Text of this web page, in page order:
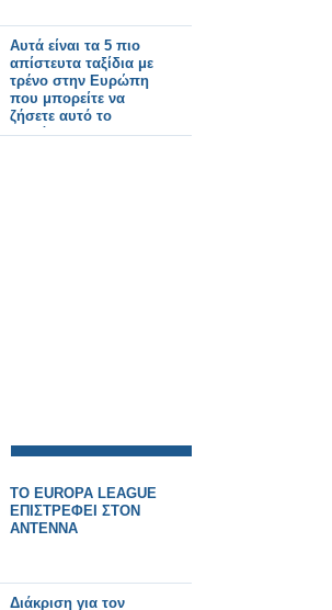
Αυτά είναι τα 5 πιο
απίστευτα ταξίδια με
τρένο στην Ευρώπη
που μπορείτε να
ζήσετε αυτό το
φθινόπωρο
ΤΟ EUROPA LEAGUE
ΕΠΙΣΤΡΕΦΕΙ ΣΤΟΝ
ΑΝΤΕΝΝΑ
Διάκριση για τον